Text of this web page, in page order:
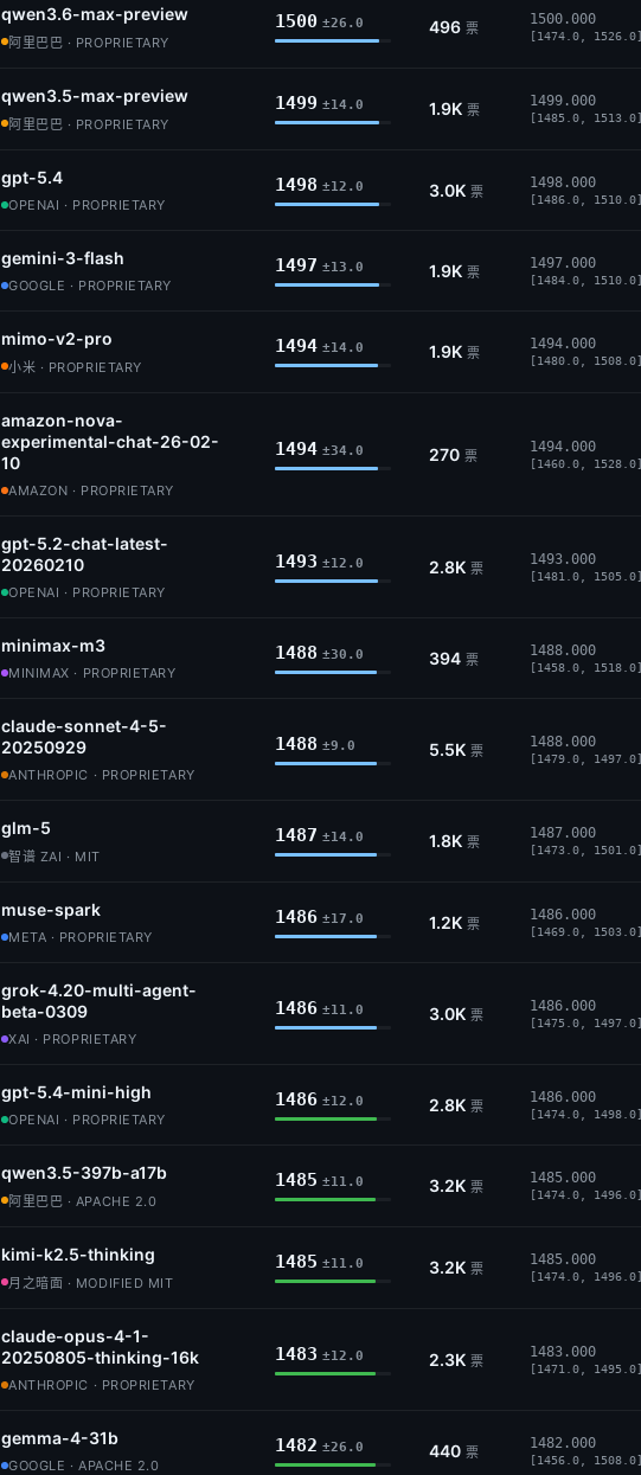
qwen3.6-max-preview
阿里巴巴 · PROPRIETARY
1500 ±26.0 496 票
1500.000
[1474.0, 1526.0]
qwen3.5-max-preview
阿里巴巴 · PROPRIETARY
1499 ±14.0 1.9K 票
1499.000
[1485.0, 1513.0]
gpt-5.4
OPENAI · PROPRIETARY
1498 ±12.0 3.0K 票
1498.000
[1486.0, 1510.0]
gemini-3-flash
GOOGLE · PROPRIETARY
1497 ±13.0 1.9K 票
1497.000
[1484.0, 1510.0]
mimo-v2-pro
小米 · PROPRIETARY
1494 ±14.0 1.9K 票
1494.000
[1480.0, 1508.0]
amazon-nova-
experimental-chat-26-02-
10
AMAZON · PROPRIETARY
1494 ±34.0 270 票
1494.000
[1460.0, 1528.0]
gpt-5.2-chat-latest-
20260210
OPENAI · PROPRIETARY
1493 ±12.0 2.8K 票
1493.000
[1481.0, 1505.0]
minimax-m3
MINIMAX · PROPRIETARY
1488 ±30.0 394 票
1488.000
[1458.0, 1518.0]
claude-sonnet-4-5-
20250929
ANTHROPIC · PROPRIETARY
1488 ±9.0 5.5K 票
1488.000
[1479.0, 1497.0]
glm-5
智谱 ZAI · MIT
1487 ±14.0 1.8K 票
1487.000
[1473.0, 1501.0]
muse-spark
META · PROPRIETARY
1486 ±17.0 1.2K 票
1486.000
[1469.0, 1503.0]
grok-4.20-multi-agent-
beta-0309
XAI · PROPRIETARY
1486 ±11.0 3.0K 票
1486.000
[1475.0, 1497.0]
gpt-5.4-mini-high
OPENAI · PROPRIETARY
1486 ±12.0 2.8K 票
1486.000
[1474.0, 1498.0]
qwen3.5-397b-a17b
阿里巴巴 · APACHE 2.0
1485 ±11.0 3.2K 票
1485.000
[1474.0, 1496.0]
kimi-k2.5-thinking
月之暗面 · MODIFIED MIT
1485 ±11.0 3.2K 票
1485.000
[1474.0, 1496.0]
claude-opus-4-1-
20250805-thinking-16k
ANTHROPIC · PROPRIETARY
1483 ±12.0 2.3K 票
1483.000
[1471.0, 1495.0]
gemma-4-31b
GOOGLE · APACHE 2.0
1482 ±26.0 440 票
1482.000
[1456.0, 1508.0]